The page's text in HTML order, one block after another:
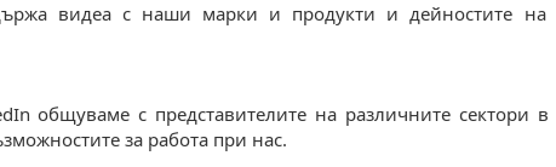
видеа с наши марки и продукти и дейностите на
общуваме с представителите на различните сектори в
за работа при нас.